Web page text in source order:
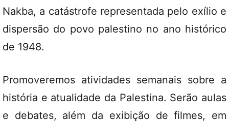
Nakba, a catástrofe representada pelo exílio e
dispersão do povo palestino no ano histórico
de 1948.
Promoveremos atividades semanais sobre a
história e atualidade da Palestina. Serão aulas
e debates, além da exibição de filmes, em